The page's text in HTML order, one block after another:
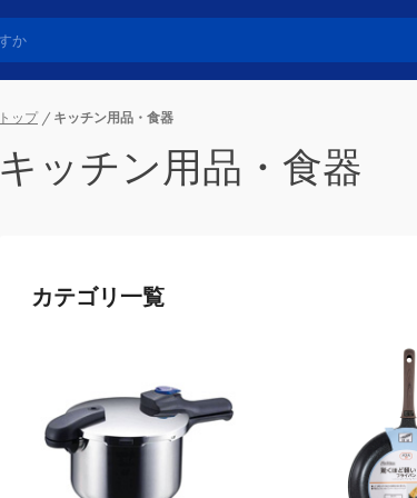
トップ キッチン用品・食器
キッチン用品・食器
カテゴリ一覧